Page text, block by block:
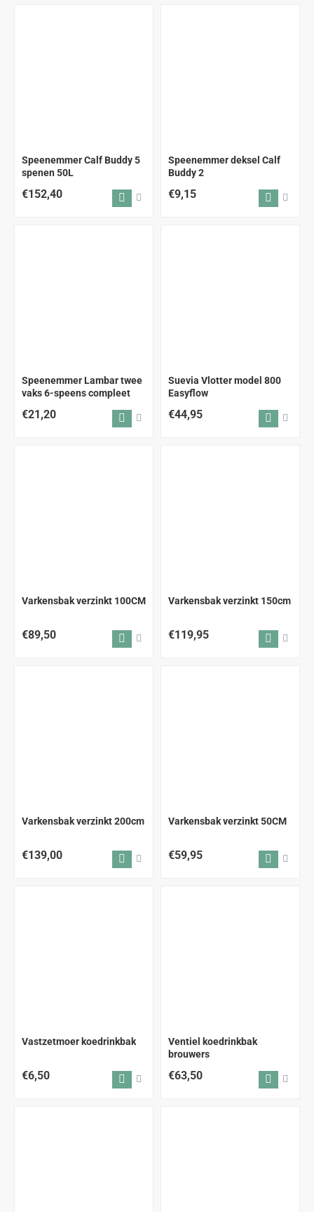
Speenemmer Calf Buddy 5
spenen 50L
€152,40
Speenemmer deksel Calf
Buddy 2
€9,15
Speenemmer Lambar twee
vaks 6-speens compleet
€21,20
Suevia Vlotter model 800
Easyflow
€44,95
Varkensbak verzinkt 100CM
€89,50 ALLEEN AFHALEN
Varkensbak verzinkt 150cm
€119,95
ALLEEN AFHALEN
Varkensbak verzinkt 200cm
€139,00
Varkensbak verzinkt 50CM
€59,95
Vastzetmoer koedrinkbak
€6,50
Ventiel koedrinkbak
brouwers
€63,50